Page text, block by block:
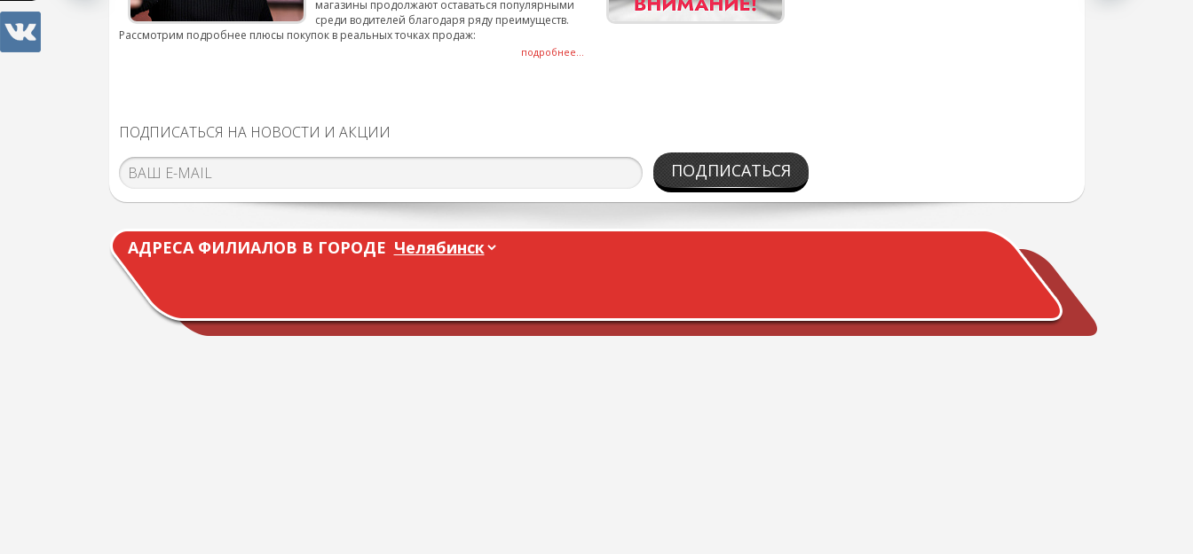
магазины продолжают оставаться популярными
среди водителей благодаря ряду преимуществ.
Рассмотрим подробнее плюсы покупок в реальных точках продаж:
подробнее...
ПОДПИСАТЬСЯ НА НОВОСТИ И АКЦИИ
ПОДПИСАТЬСЯ
АДРЕСА ФИЛИАЛОВ В ГОРОДЕ